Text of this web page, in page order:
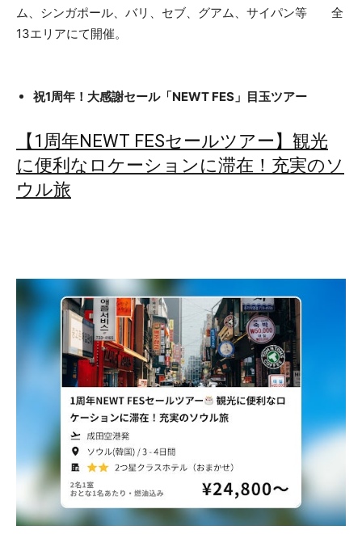
ム、シンガポール、バリ、セブ、グアム、サイパン等 全
13エリアにて開催。
祝1周年！大感謝セール「NEWT FES」目玉ツアー
【1周年NEWT FESセールツアー】観光
に便利なロケーションに滞在！充実のソ
ウル旅